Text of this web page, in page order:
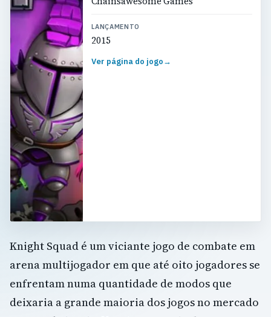
LANÇAMENTO
2015
Ver página do jogo→
Knight Squad é um viciante jogo de combate em
arena multijogador em que até oito jogadores se
enfrentam numa quantidade de modos que
deixaria a grande maioria dos jogos no mercado